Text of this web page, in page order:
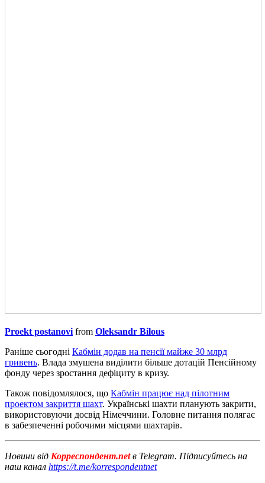
Proekt postanovi from Oleksandr Bilous
Раніше сьогодні Кабмін додав на пенсії майже 30 млрд
гривень. Влада змушена виділити більше дотацій Пенсійному
фонду через зростання дефіциту в кризу.
Також повідомлялося, що Кабмін працює над пілотним
проектом закриття шахт. Українські шахти планують закрити,
використовуючи досвід Німеччини. Головне питання полягає
в забезпеченні робочими місцями шахтарів.
Новини від Корреспондент.netв Telegram. Підписуйтесь на
наш канал https://t.me/korrespondentnet